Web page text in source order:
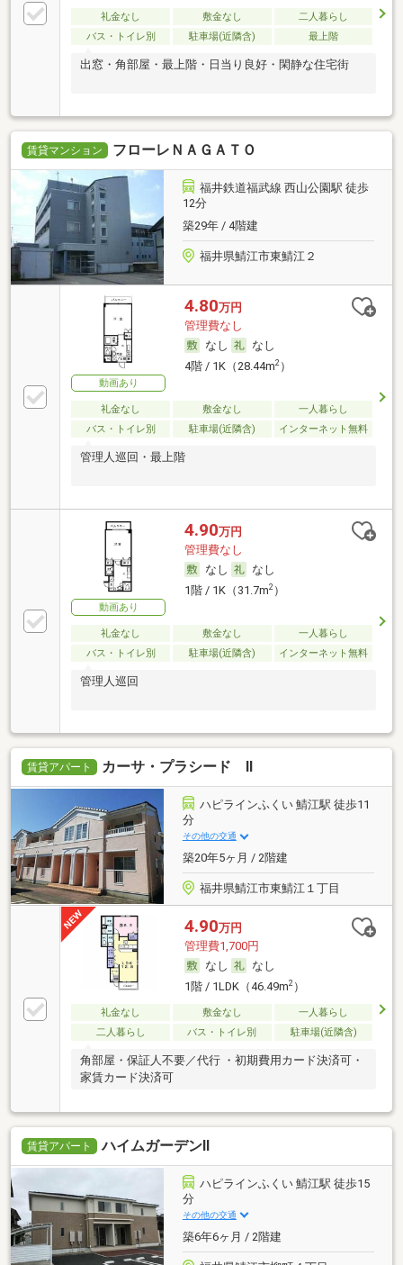
礼金なし 敷金なし
二人暮らし
バス・トイレ別
駐車場(近隣含) 最上階
出窓・角部屋・最上階・日当り良好・閑静な住宅街
賃貸マンション フローレＮＡＧＡＴＯ
福井鉄道福武線 西山公園駅 徒歩
12分
築29年 / 4階建
福井県鯖江市東鯖江２
動画あり
4.80万円
管理費なし
なし
なし
4階 / 1K（28.44m2）
礼金なし 敷金なし
一人暮らし
バス・トイレ別
駐車場(近隣含) インターネット無料
管理人巡回・最上階
動画あり
4.90万円
管理費なし
なし
なし
1階 / 1K（31.7m2）
礼金なし 敷金なし
一人暮らし
バス・トイレ別
駐車場(近隣含) インターネット無料
管理人巡回
賃貸アパート カーサ・プラシード Ⅱ
ハピラインふくい 鯖江駅 徒歩11
分
その他の交通
築20年5ヶ月 / 2階建
福井県鯖江市東鯖江１丁目
4.90万円
管理費1,700円
なし
なし
1階 / 1LDK（46.49m2）
礼金なし 敷金なし
一人暮らし
二人暮らし
バス・トイレ別 駐車場(近隣含)
角部屋・保証人不要／代行 ・初期費用カード決済可・
家賃カード決済可
賃貸アパート ハイムガーデンⅡ
ハピラインふくい 鯖江駅 徒歩15
分
その他の交通
築6年6ヶ月 / 2階建